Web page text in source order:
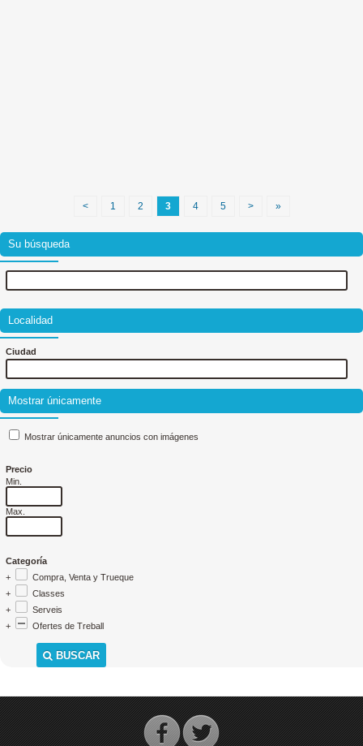
< 1 2 3 4 5 > »
Su búsqueda
Localidad
Ciudad
Mostrar únicamente
Mostrar únicamente anuncios con imágenes
Precio
Min.
Max.
Categoría
+
Compra, Venta y Trueque
+
Classes
+
Serveis
+
Ofertes de Treball
BUSCAR